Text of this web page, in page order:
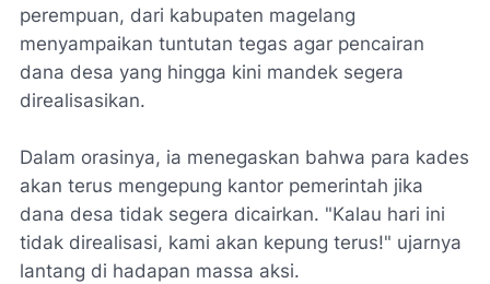
perempuan, dari kabupaten magelang
menyampaikan tuntutan tegas agar pencairan
dana desa yang hingga kini mandek segera
direalisasikan.
Dalam orasinya, ia menegaskan bahwa para kades
akan terus mengepung kantor pemerintah jika
dana desa tidak segera dicairkan. "Kalau hari ini
tidak direalisasi, kami akan kepung terus!" ujarnya
lantang di hadapan massa aksi.